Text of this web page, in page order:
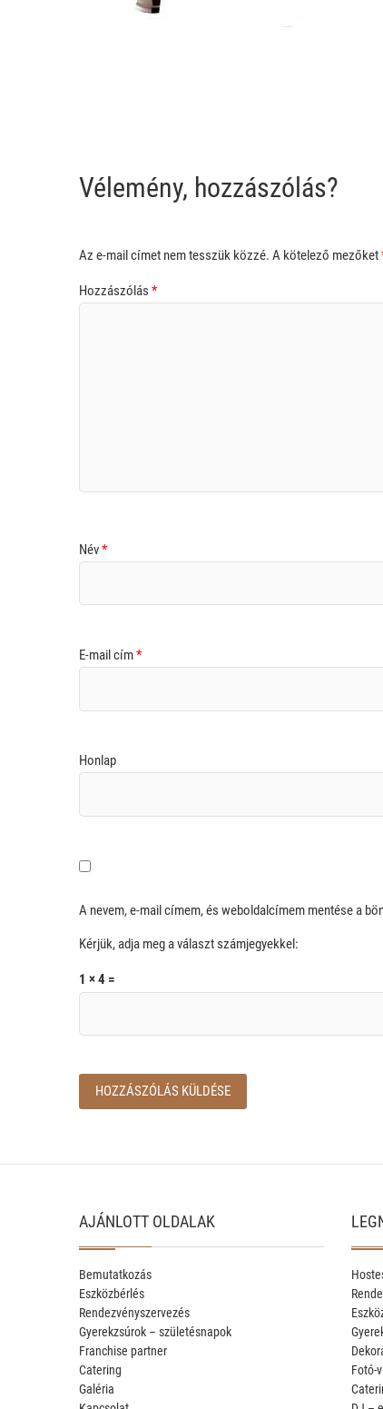
Vélemény, hozzászólás?
Az e-mail címet nem tesszük közzé. A kötelező mezőket
Hozzászólás *
Név*
E-mail cím*
Honlap
A nevem, e-mail címem, és weboldalcímem mentése a
Kérjük, adja meg a választ számjegyekkel:
1 × 4 =
AJÁNLOTT OLDALAK
Bemutatkozás
Eszközbérlés
Rendezvényszervezés
Gyerekzsúrok – születésnapok
Franchise partner
Catering
Galéria
Fotó-